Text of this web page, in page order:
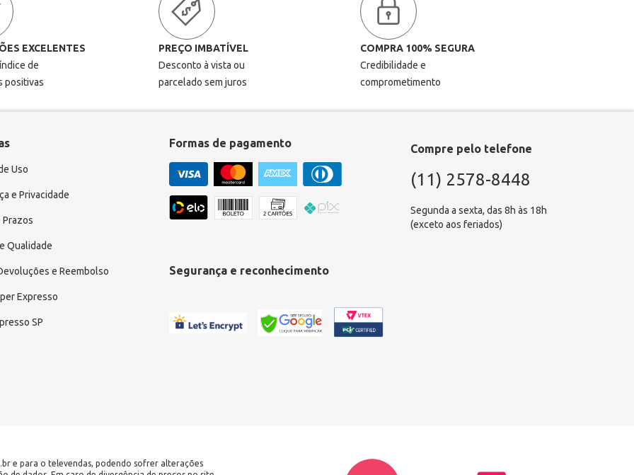
EXCELENTES
de
positivas
PREÇO IMBATÍVEL
Desconto à vista ou
parcelado sem juros
COMPRA 100% SEGURA
Credibilidade e
comprometimento
Uso
e Privacidade
Prazos
Qualidade
e Reembolso
Expresso
SP
Formas de pagamento Compre pelo telefone
(11) 2578-8448
Segunda a sexta, das 8h às 18h
(exceto aos feriados)
Segurança e reconhecimento
e para o televendas, podendo sofrer alterações